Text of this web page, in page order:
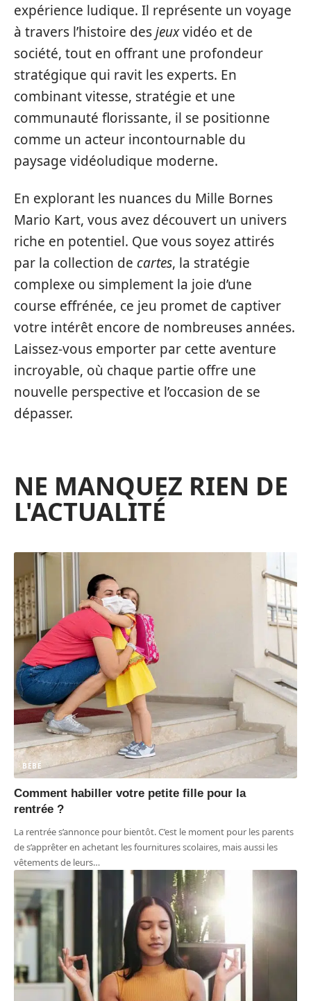
expérience ludique. Il représente un voyage
à travers l’histoire desjeuxvidéo et de
société, tout en offrant une profondeur
stratégique qui ravit les experts. En
combinant vitesse, stratégie et une
communauté florissante, il se positionne
comme un acteur incontournable du
paysage vidéoludique moderne.
En explorant les nuances du Mille Bornes
Mario Kart, vous avez découvert un univers
riche en potentiel. Que vous soyez attirés
par la collection de cartes, la stratégie
complexe ou simplement la joie d’une
course effrénée, ce jeu promet de captiver
votre intérêt encore de nombreuses années.
Laissez-vous emporter par cette aventure
incroyable, où chaque partie offre une
nouvelle perspective et l’occasion de se
dépasser.
NE MANQUEZ RIEN DE
L'ACTUALITÉ
BÉBÉ
Comment habiller votre petite fille pour la
rentrée ?
La rentrée s’annonce pour bientôt. C’est le moment pour les parents
de s’apprêter en achetant les fournitures scolaires, mais aussi les
vêtements de leurs…